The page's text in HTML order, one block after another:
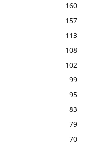
160
157
113
108
102
99
95
83
79
70